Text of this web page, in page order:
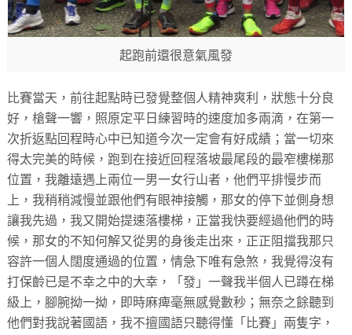
起跑前還很意氣風發
比賽當天，前往起點時已發覺整個人精神爽利，狀態十分良
好，槍聲一響，照原定平日練習時的速度加多兩滴，在第一
次折返點回程時心中已知道今次一定會有好成績；當一切來
得太完美的時候，跑到在接近回程落坡最尾段的最窄樓梯那
位置，我離遠遇上兩位一男一女行山者，他們平排慢步而
上，我稍稍減慢並跟他們有眼神接觸，那女的停下並側身想
讓我先過，我又開始提速落樓梯，正當我快要經過他們的時
候，那女的不知何解又從男的身後走出來，正正阻擋我那只
容許一個人闊度通過的位置，情急下唯有急煞，我覺得沒有
打保齡已是不幸之中的大幸，「發」一聲我半個人已蹲在梯
級上，腳腕拗一拗，即時麻痺毫無感覺數秒；無奈之餘聽到
他們對我說著國語，我不擅國語只聽得懂「比賽」兩隻字，